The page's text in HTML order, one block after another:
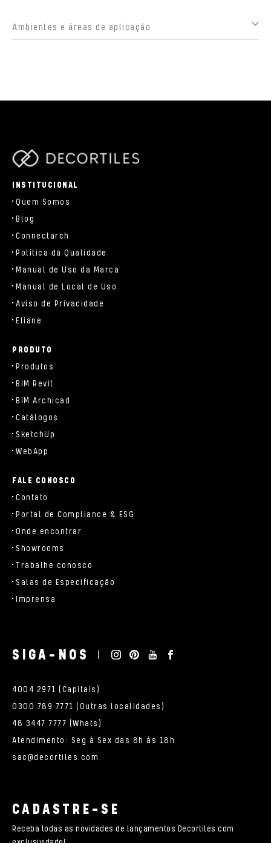
Ambientes e áreas de aplicação
INSTITUCIONAL
Quem Somos
Blog
Connectarch
Política da Qualidade
Manual de Uso da Marca
Manual de Local de Uso
Aviso de Privacidade
Eliane
PRODUTO
Produtos
BIM Revit
BIM Archicad
Catálogos
SketchUp
WebApp
FALE CONOSCO
Contato
Portal de Compliance & ESG
Onde encontrar
Showrooms
Trabalhe conosco
Salas de Especificação
Imprensa
SIGA-NOS
4004 2971 (Capitais)
0300 789 7771 (Outras localidades)
48 3447 7777 (Whats)
Atendimento: Seg à Sex das 8h às 18h
sac@decortiles.com
CADASTRE-SE
Receba todas as novidades de lançamentos Decortiles com